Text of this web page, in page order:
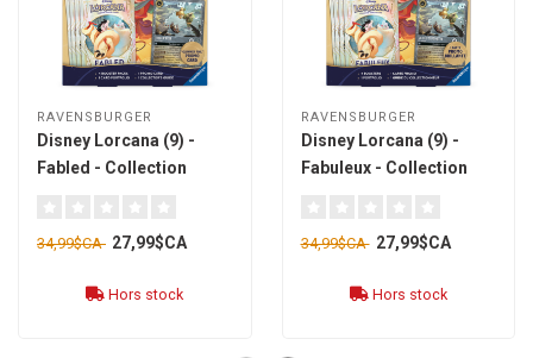
RAVENSBURGER
Disney Lorcana (9) -
Fabled - Collection
34,99$CA 27,99$CA
Hors stock
RAVENSBURGER
Disney Lorcana (9) -
Fabuleux - Collection
34,99$CA 27,99$CA
Hors stock